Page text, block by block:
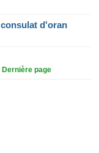
d'oran
Dernière page